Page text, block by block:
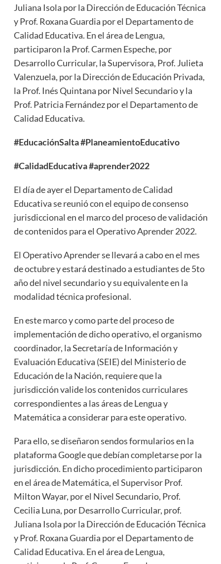
Juliana Isola por la Dirección de Educación Técnica
y Prof. Roxana Guardia por el Departamento de
Calidad Educativa. En el área de Lengua,
participaron la Prof. Carmen Espeche, por
Desarrollo Curricular, la Supervisora, Prof. Julieta
Valenzuela, por la Dirección de Educación Privada,
la Prof. Inés Quintana por Nivel Secundario y la
Prof. Patricia Fernández por el Departamento de
Calidad Educativa.
#EducaciónSalta #PlaneamientoEducativo
#CalidadEducativa #aprender2022
El día de ayer el Departamento de Calidad
Educativa se reunió con el equipo de consenso
jurisdiccional en el marco del proceso de validación
de contenidos para el Operativo Aprender 2022.
El Operativo Aprender se llevará a cabo en el mes
de octubre y estará destinado a estudiantes de 5to
año del nivel secundario y su equivalente en la
modalidad técnica profesional.
En este marco y como parte del proceso de
implementación de dicho operativo, el organismo
coordinador, la Secretaría de Información y
Evaluación Educativa (SEIE) del Ministerio de
Educación de la Nación, requiere que la
jurisdicción valide los contenidos curriculares
correspondientes a las áreas de Lengua y
Matemática a considerar para este operativo.
Para ello, se diseñaron sendos formularios en la
plataforma Google que debían completarse por la
jurisdicción. En dicho procedimiento participaron
en el área de Matemática, el Supervisor Prof.
Milton Wayar, por el Nivel Secundario, Prof.
Cecilia Luna, por Desarrollo Curricular, prof.
Juliana Isola por la Dirección de Educación Técnica
y Prof. Roxana Guardia por el Departamento de
Calidad Educativa. En el área de Lengua,